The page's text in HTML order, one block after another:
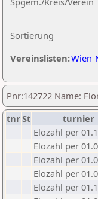
Sortierung
Vereinslisten:Wien
Pnr:142722 Name:
tnrSt turnier
Elozahl per
Elozahl per
Elozahl per
Elozahl per
Elozahl per